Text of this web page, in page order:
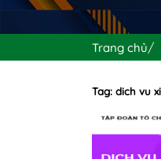
Trang chủ
Tag: dich vu